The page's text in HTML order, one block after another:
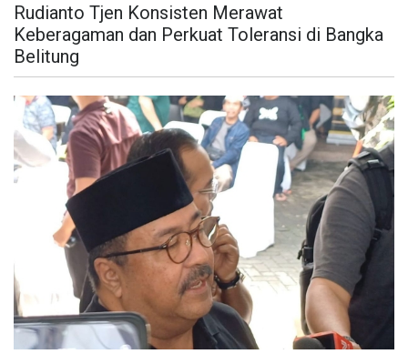
Rudianto Tjen Konsisten Merawat
Keberagaman dan Perkuat Toleransi di Bangka
Belitung